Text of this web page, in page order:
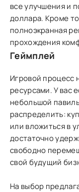
все улучшения и
доллара. Кроме
полноэкранная
прохождения
Геймплей
Игровой процесс
ресурсами. У вас
небольшой
распределить:
или вложиться в
достаточно
свободно
свой будущий
На выбор